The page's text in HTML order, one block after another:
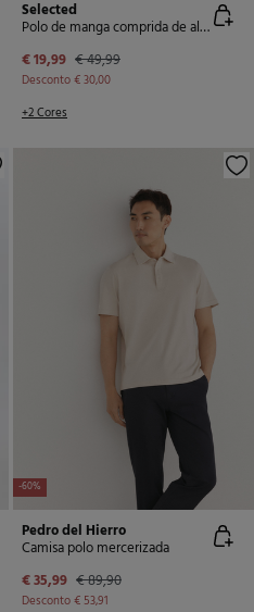
Selected
Polo de manga comprida de algodão reciclado.
€ 19,99 € 49,99
Desconto€ 30,00
+2 Cores
-60%
Pedro del Hierro
Camisa polo mercerizada
€ 35,99 € 89,90
Desconto€ 53,91